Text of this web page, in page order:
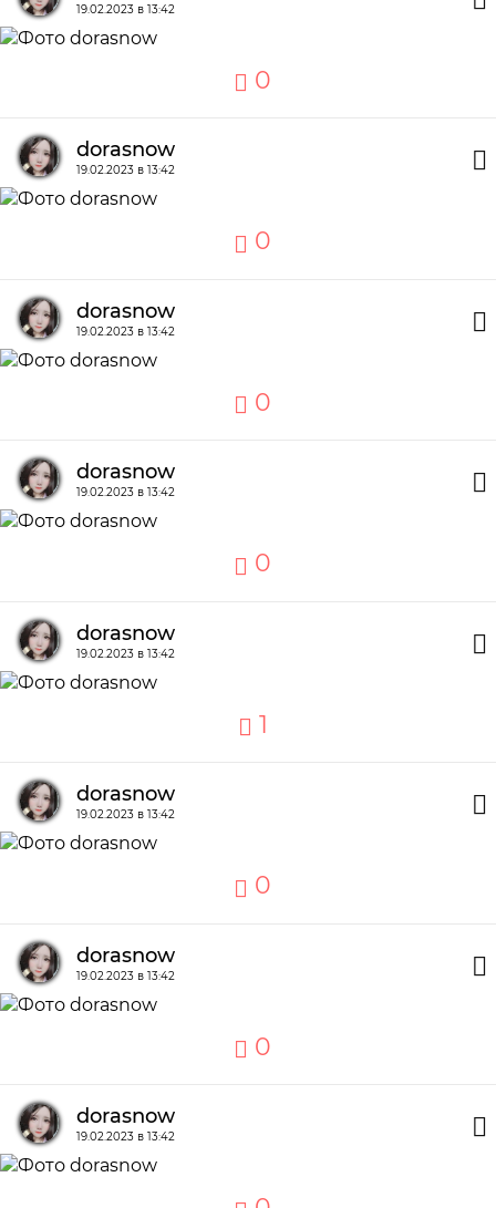
19.02.2023 в 13:42
0
dorasnow
19.02.2023 в 13:42
0
dorasnow
19.02.2023 в 13:42
0
dorasnow
19.02.2023 в 13:42
0
dorasnow
19.02.2023 в 13:42
1
dorasnow
19.02.2023 в 13:42
0
dorasnow
19.02.2023 в 13:42
0
dorasnow
19.02.2023 в 13:42